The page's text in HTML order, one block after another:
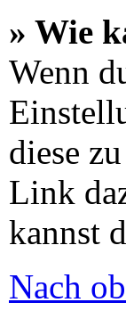
» Wie
Wenn
diese
Link
kannst
Nach